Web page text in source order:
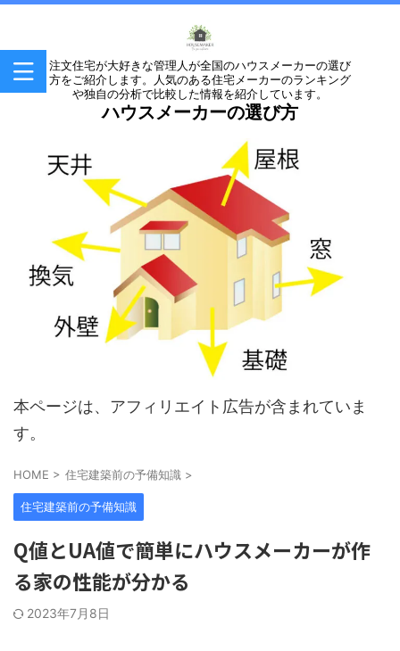
注文住宅が大好きな管理人が全国のハウスメーカーの選び
方をご紹介します。人気のある住宅メーカーのランキング
や独自の分析で比較した情報を紹介しています。
ハウスメーカーの選び方
本ページは、アフィリエイト広告が含まれていま
す。
HOME > 住宅建築前の予備知識 >
住宅建築前の予備知識
Q値とUA値で簡単にハウスメーカーが作
る家の性能が分かる
2023年7月8日